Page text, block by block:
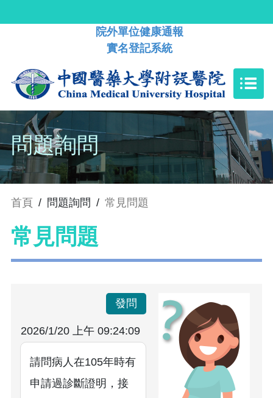
院外單位健康通報
實名登記系統
問題詢問
首頁 / 問題詢問 / 常見問題
常見問題
發問
2026/1/20 上午 09:24:09
請問病人在105年時有
申請過診斷證明，接